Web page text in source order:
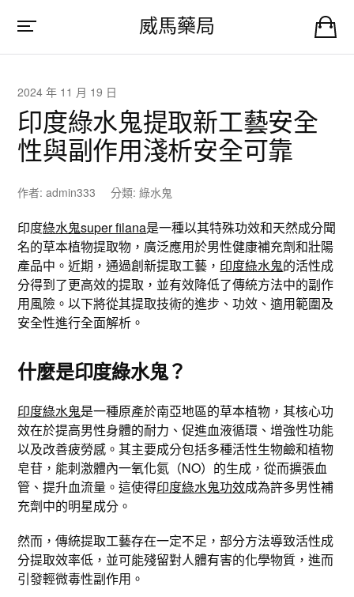
威馬藥局
2024 年 11 月 19 日
印度綠水鬼提取新工藝安全
性與副作用淺析安全可靠
作者:admin333 分類: 綠水鬼
印度綠水鬼super filana是一種以其特殊功效和天然成分聞
名的草本植物提取物，廣泛應用於男性健康補充劑和壯陽
產品中。近期，通過創新提取工藝， 印度綠水鬼的活性成
分得到了更高效的提取，並有效降低了傳統方法中的副作
用風險。以下將從其提取技術的進步、功效、適用範圍及
安全性進行全面解析。
什麼是印度綠水鬼？
印度綠水鬼是一種原產於南亞地區的草本植物，其核心功
效在於提高男性身體的耐力、促進血液循環、增強性功能
以及改善疲勞感。其主要成分包括多種活性生物鹼和植物
皂苷，能刺激體內一氧化氮（NO）的生成，從而擴張血
管、提升血流量。這使得印度綠水鬼功效成為許多男性補
充劑中的明星成分。
然而，傳統提取工藝存在一定不足，部分方法導致活性成
分提取效率低，並可能殘留對人體有害的化學物質，進而
引發輕微毒性副作用。